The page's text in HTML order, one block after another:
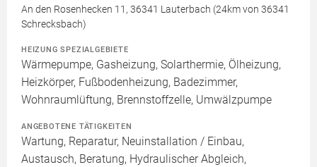
An den Rosenhecken 11, 36341 Lauterbach (24km von 36341
Schrecksbach)
HEIZUNG SPEZIALGEBIETE
Wärmepumpe, Gasheizung, Solarthermie, Ölheizung,
Heizkörper, Fußbodenheizung, Badezimmer,
Wohnraumlüftung, Brennstoffzelle, Umwälzpumpe
ANGEBOTENE TÄTIGKEITEN
Wartung, Reparatur, Neuinstallation / Einbau,
Austausch, Beratung, Hydraulischer Abgleich,